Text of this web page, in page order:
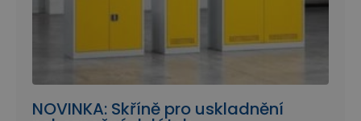
NOVINKA: Skříně pro uskladnění